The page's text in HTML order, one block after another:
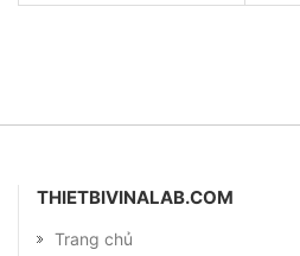
THIETBIVINALAB.COM
Trang chủ